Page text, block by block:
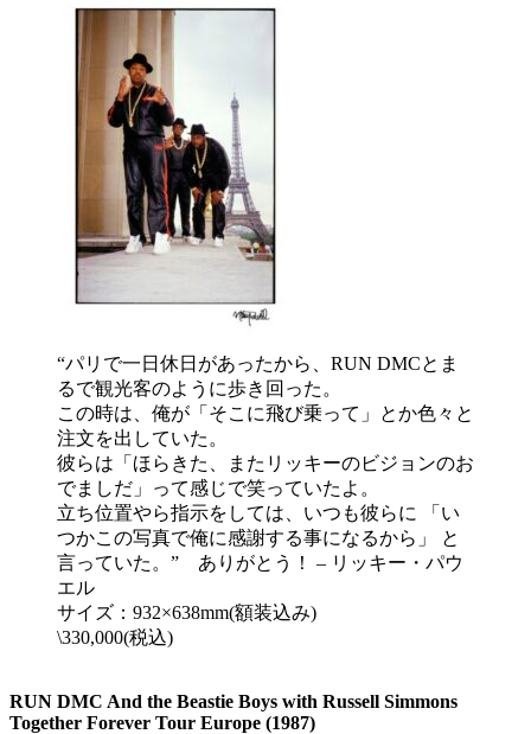
“パリで一日休日があったから、RUN DMCとま
るで観光客のように歩き回った。
この時は、俺が「そこに飛び乗って」とか色々と
注文を出していた。
彼らは「ほらきた、またリッキーのビジョンのお
でましだ」って感じで笑っていたよ。
立ち位置やら指示をしては、いつも彼らに 「い
つかこの写真で俺に感謝する事になるから」 と
言っていた。” ありがとう！ – リッキー・パウ
エル
サイズ：932×638mm(額装込み)
\330,000(税込)
RUN DMC And the Beastie Boys with Russell Simmons
Together Forever Tour Europe (1987)